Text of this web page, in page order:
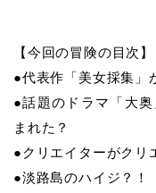
【今回の冒険の目次】
●代表作「美女採集」
●話題のドラマ「大
まれた？
●クリエイターがクリ
●淡路島のハイジ？！